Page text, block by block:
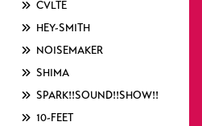
CVLTE
HEY-SMITH
NOISEMAKER
SHIMA
SPARK!!SOUND!!SHOW!!
10-FEET